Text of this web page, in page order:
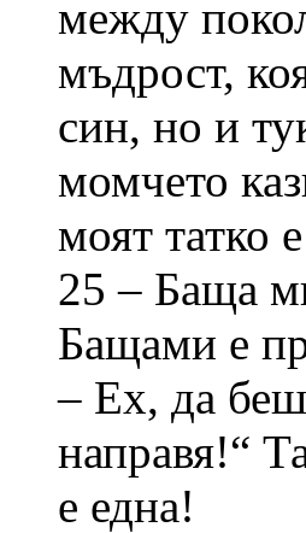
между
мъдрост,
син, но и
момчето
моят татко
25 – Баща
Бащами е
– Ех, да
направя!“
е една!